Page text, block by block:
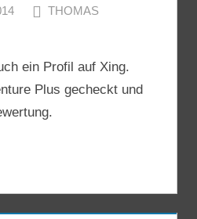
THOMAS
ein Profil auf Xing.
Plus gecheckt und